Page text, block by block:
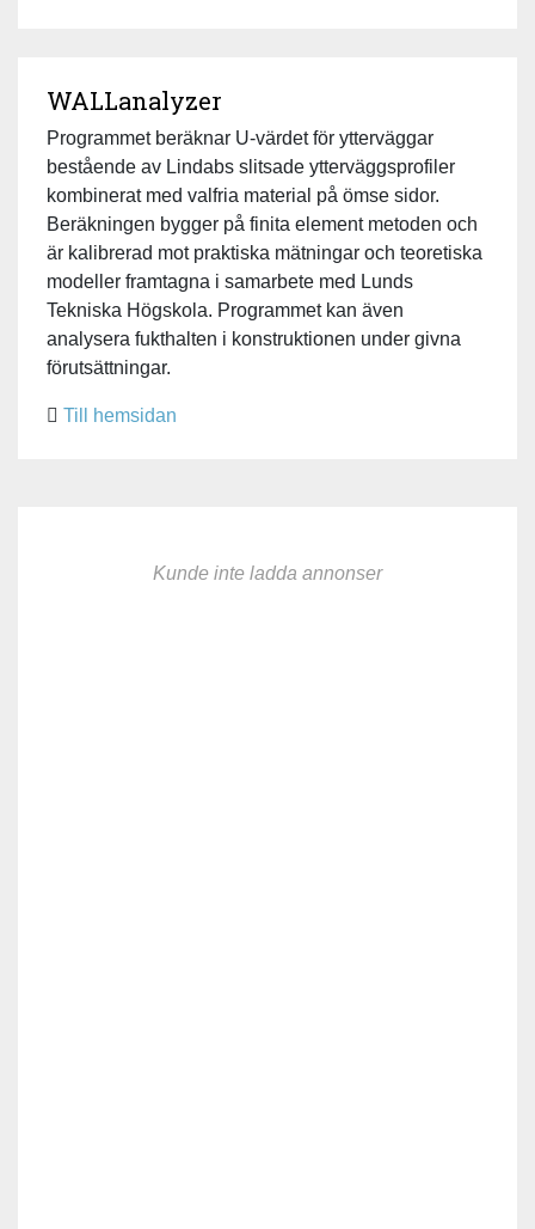
WALLanalyzer
Programmet beräknar U-värdet för ytterväggar
bestående av Lindabs slitsade ytterväggsprofiler
kombinerat med valfria material på ömse sidor.
Beräkningen bygger på finita element metoden och
är kalibrerad mot praktiska mätningar och teoretiska
modeller framtagna i samarbete med Lunds
Tekniska Högskola. Programmet kan även
analysera fukthalten i konstruktionen under givna
förutsättningar.
Till hemsidan
Kunde inte ladda annonser